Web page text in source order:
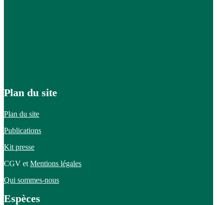
Plan du site
Plan du site
Publications
Kit presse
CGV et Mentions légales
Qui sommes-nous
Espèces